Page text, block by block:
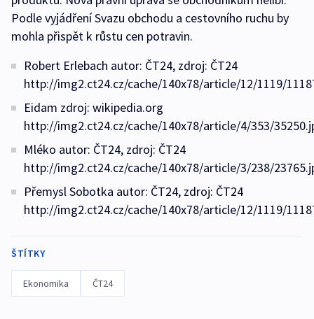
Podle vyjádření Svazu obchodu a cestovního ruchu by
mohla přispět k růstu cen potravin.
Robert Erlebach autor: ČT24, zdroj: ČT24
http://img2.ct24.cz/cache/140x78/article/12/1119/
Eidam zdroj: wikipedia.org
http://img2.ct24.cz/cache/140x78/article/4/353/
Mléko autor: ČT24, zdroj: ČT24
http://img2.ct24.cz/cache/140x78/article/3/238/
Přemysl Sobotka autor: ČT24, zdroj: ČT24
http://img2.ct24.cz/cache/140x78/article/12/1119/
ŠTÍTKY
Ekonomika ČT24